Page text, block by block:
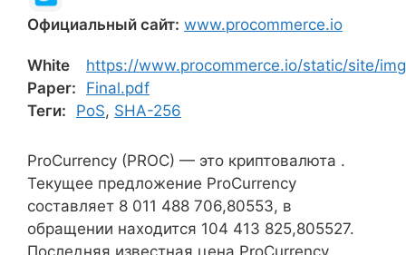
Официальный сайт: www.procommerce.io
White
Paper:
https://www.procommerce.io/static/site/
Final.pdf
Теги:
PoS, SHA-256
ProCurrency (PROC) — это криптовалюта .
Текущее предложение ProCurrency
составляет 8 011 488 706,80553, в
обращении находится 104 413 825,805527.
Последняя известная цена ProCurrency